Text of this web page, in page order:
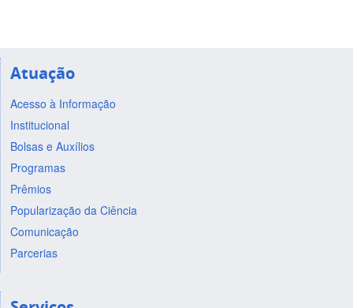
Atuação
Acesso à Informação
Institucional
Bolsas e Auxílios
Programas
Prêmios
Popularização da Ciência
Comunicação
Parcerias